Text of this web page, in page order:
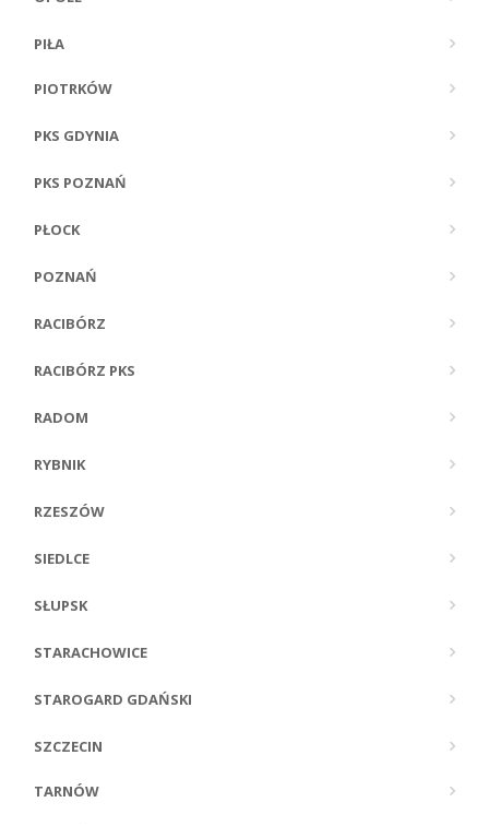
PIŁA
PIOTRKÓW
PKS GDYNIA
PKS POZNAŃ
PŁOCK
POZNAŃ
RACIBÓRZ
RACIBÓRZ PKS
RADOM
RYBNIK
RZESZÓW
SIEDLCE
SŁUPSK
STARACHOWICE
STAROGARD GDAŃSKI
SZCZECIN
TARNÓW